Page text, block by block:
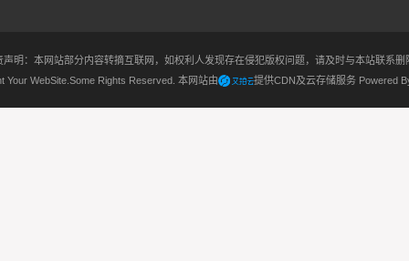
声明：本网站部分内容转摘互联网，如权利人发现存在侵犯版权问题，请及时与本站联系删
Your WebSite.Some Rights Reserved.本网站由 提供CDN及云存储服务Powered